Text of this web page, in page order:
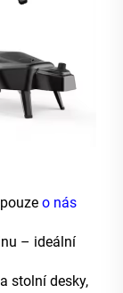
o nás
– ideální
stolní desky,